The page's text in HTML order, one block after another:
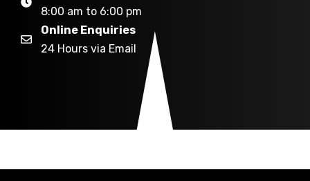
8:00 am to 6:00 pm
Online Enquiries
24 Hours via Email